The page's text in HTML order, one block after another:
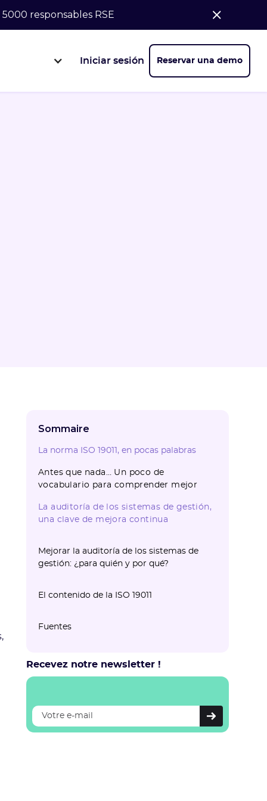
responsables RSE
Iniciar sesión Reservar una demo
Sommaire
La norma ISO 19011, en pocas palabras
Antes que nada… Un poco de
vocabulario para comprender mejor
La auditoría de los sistemas de gestión,
una clave de mejora continua
Mejorar la auditoría de los sistemas de
gestión: ¿para quién y por qué?
El contenido de la ISO 19011
concernidas
19011?
Fuentes
Recevez notre newsletter !